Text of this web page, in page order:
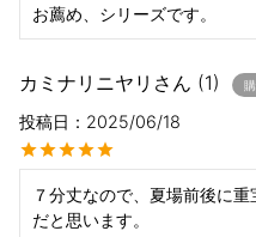
お薦め、シリーズです。
カミナリニヤリ 1
投稿日
2025/06/18
７分丈なので、夏場前後に
だと思います。